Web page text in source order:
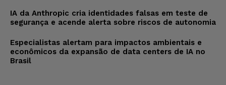
IA da Anthropic cria identidades falsas em teste de
segurança e acende alerta sobre riscos de autonomia
Especialistas alertam para impactos ambientais e
econômicos da expansão de data centers de IA no
Brasil